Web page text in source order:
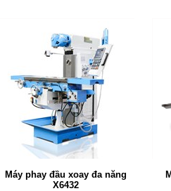
Máy phay đầu xoay đa năng
X6432